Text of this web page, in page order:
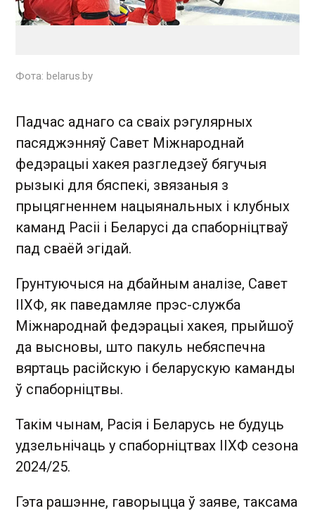
Фота: belarus.by
Падчас аднаго са сваіх рэгулярных
пасяджэнняў Савет Міжнароднай
федэрацыі хакея разгледзеў бягучыя
рызыкі для бяспекі, звязаныя з
прыцягненнем нацыянальных і клубных
каманд Расіі і Беларусі да спаборніцтваў
пад сваёй эгідай.
Грунтуючыся на дбайным аналізе, Савет
ІІХФ, як паведамляе прэс-служба
Міжнароднай федэрацыі хакея, прыйшоў
да высновы, што пакуль небяспечна
вяртаць расійскую і беларускую каманды
ў спаборніцтвы.
Такім чынам, Расія і Беларусь не будуць
удзельнічаць у спаборніцтвах ІІХФ сезона
2024/25.
Гэта рашэнне, гаворыцца ў заяве, таксама